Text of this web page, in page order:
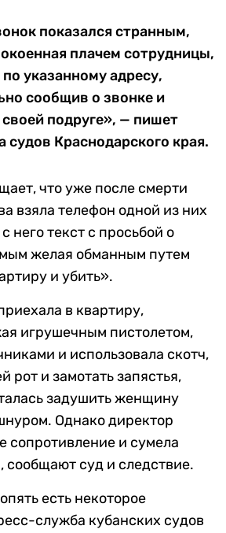
показался странным,
плачем сотрудницы,
указанному адресу,
сообщив о звонке и
подруге», — пишет
судов Краснодарского края.
что уже после смерти
взяла телефон одной из них
него текст с просьбой о
желая обманным путем
и убить».
в квартиру,
игрушечным пистолетом,
и использовала скотч,
рот и замотать запястья,
задушить женщину
Однако директор
сопротивление и сумела
сообщают суд и следствие.
есть некоторое
служба кубанских судов